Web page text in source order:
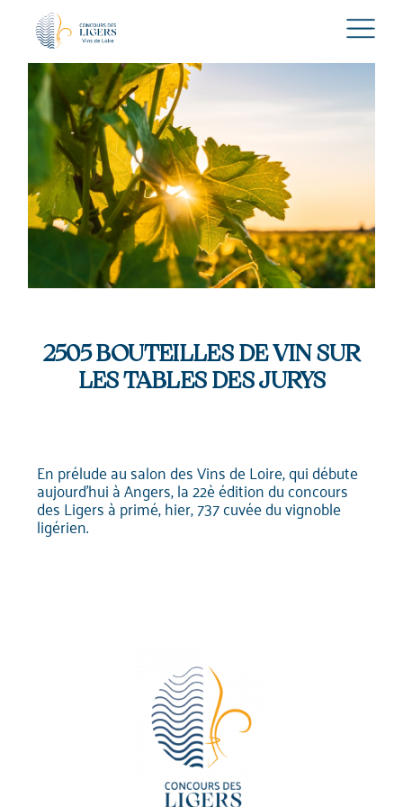
2505 BOUTEILLES DE VIN SUR
LES TABLES DES JURYS
En prélude au salon des Vins de Loire, qui débute
aujourd’hui à Angers, la 22è édition du concours
des Ligers à primé, hier, 737 cuvée du vignoble
ligérien.